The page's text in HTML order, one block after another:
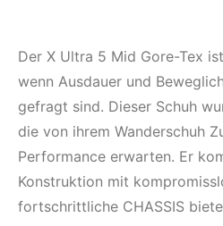
Der X Ultra 5 Mid Gore-Tex
wenn Ausdauer und
gefragt sind. Dieser Schuh
die von ihrem Wanderschuh
Performance erwarten. Er
Konstruktion mit
fortschrittliche CHASSIS